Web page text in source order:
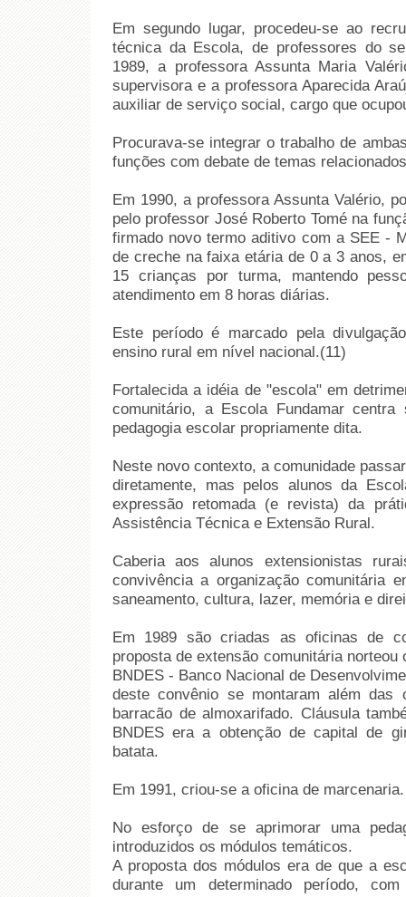
Em segundo lugar, procedeu-se ao
técnica da Escola, de professores do
1989, a professora Assunta Maria
supervisora e a professora Aparecida
auxiliar de serviço social, cargo que
Procurava-se integrar o trabalho de
funções com debate de temas
Em 1990, a professora Assunta Valério,
pelo professor José Roberto Tomé na
firmado novo termo aditivo com a SEE -
de creche na faixa etária de 0 a 3 anos,
15 crianças por turma, mantendo
atendimento em 8 horas diárias.
Este período é marcado pela
ensino rural em nível nacional.(11)
Fortalecida a idéia de "escola" em
comunitário, a Escola Fundamar
pedagogia escolar propriamente dita.
Neste novo contexto, a comunidade
diretamente, mas pelos alunos da
expressão retomada (e revista) da
Assistência Técnica e Extensão Rural.
Caberia aos alunos extensionistas
convivência a organização comunitária
saneamento, cultura, lazer, memória e
Em 1989 são criadas as oficinas de
proposta de extensão comunitária
BNDES - Banco Nacional de
deste convênio se montaram além
barracão de almoxarifado. Cláusula
BNDES era a obtenção de capital de
batata.
Em 1991, criou-se a oficina de marcenaria.
No esforço de se aprimorar uma
introduzidos os módulos temáticos.
A proposta dos módulos era de que a
durante um determinado período,